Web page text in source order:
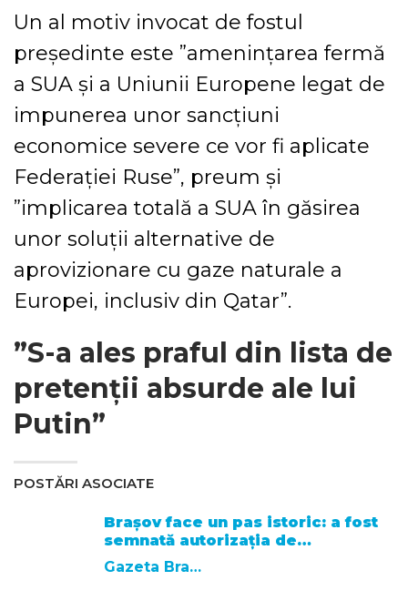
Un al motiv invocat de fostul
preşedinte este ”ameninţarea fermă
a SUA şi a Uniunii Europene legat de
impunerea unor sancţiuni
economice severe ce vor fi aplicate
Federaţiei Ruse”, preum şi
”implicarea totală a SUA în găsirea
unor soluţii alternative de
aprovizionare cu gaze naturale a
Europei, inclusiv din Qatar”.
”S-a ales praful din lista de
pretenții absurde ale lui
Putin”
POSTĂRI ASOCIATE
Brașov face un pas istoric: a fost
semnată autorizația de…
Gazeta Brasovului